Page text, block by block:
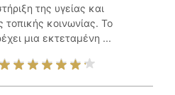
της υγείας και
τοπικής κοινωνίας. Το
μια εκτεταμένη ...